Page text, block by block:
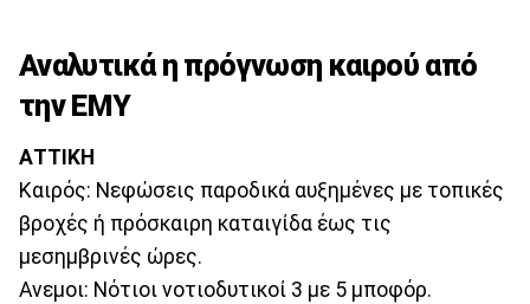
Αναλυτικά η πρόγνωση καιρού από
την ΕΜΥ
ΑΤΤΙΚΗ
Καιρός: Νεφώσεις παροδικά αυξημένες με τοπικές
βροχές ή πρόσκαιρη καταιγίδα έως τις
μεσημβρινές ώρες.
Ανεμοι: Νότιοι νοτιοδυτικοί 3 με 5 μποφόρ.